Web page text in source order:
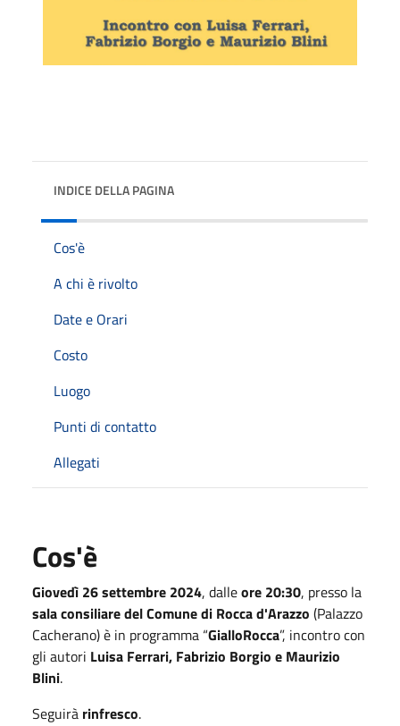
INDICE DELLA PAGINA
Cos'è
A chi è rivolto
Date e Orari
Costo
Luogo
Punti di contatto
Allegati
Cos'è
Giovedì 26 settembre 2024, dalleore 20:30, presso la
sala consiliare del Comune di Rocca d'Arazzo (Palazzo
Cacherano) è in programma “GialloRocca”, incontro con
gli autori Luisa Ferrari, Fabrizio Borgio e Maurizio
Blini.
Seguirà rinfresco.